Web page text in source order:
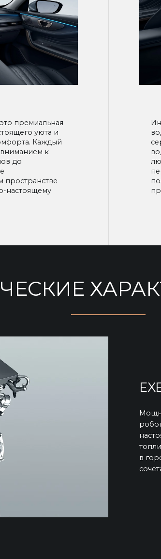
премиальная
уюта и
Каждый
к
до
пространстве
настоящему
в